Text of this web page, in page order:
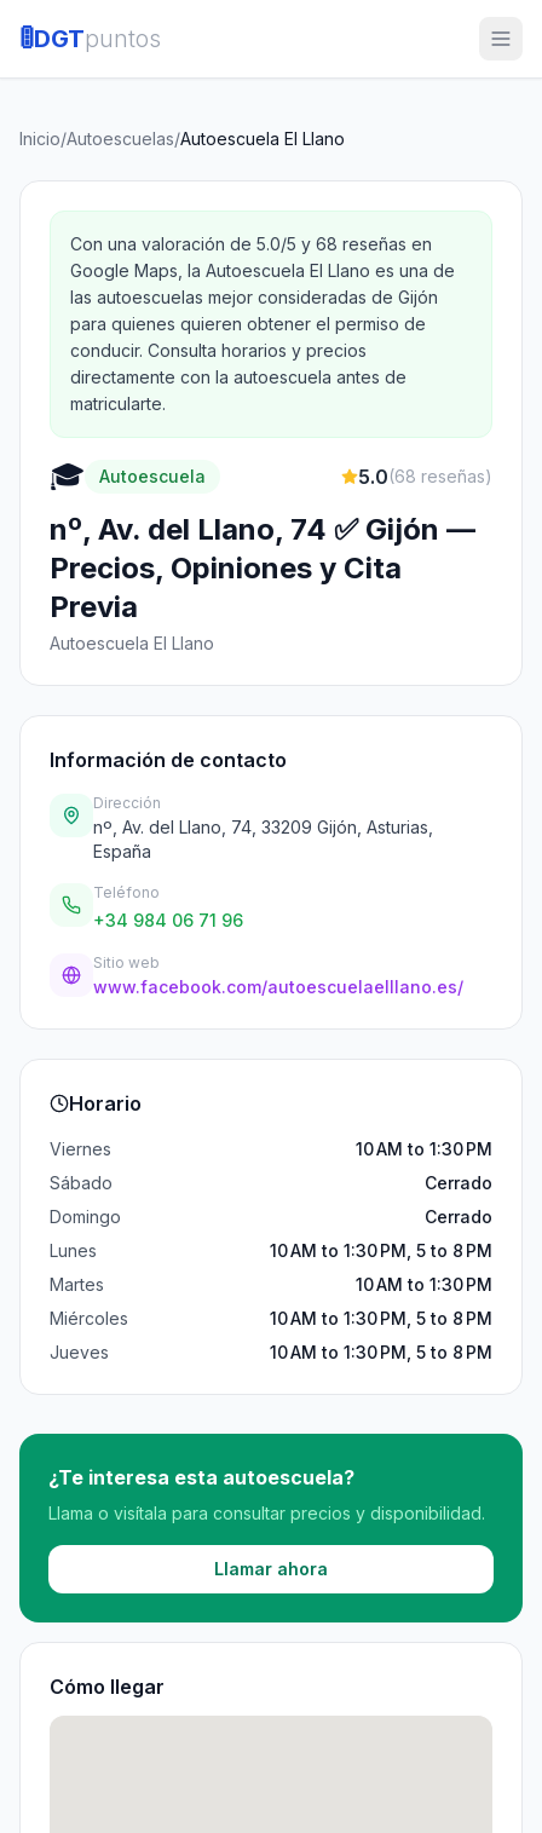
🚦DGTpuntos
Inicio/Autoescuelas/Autoescuela El Llano
Con una valoración de 5.0/5 y 68 reseñas en
Google Maps, la Autoescuela El Llano es una de
las autoescuelas mejor consideradas de Gijón
para quienes quieren obtener el permiso de
conducir. Consulta horarios y precios
directamente con la autoescuela antes de
matricularte.
🎓 Autoescuela 5.0(68 reseñas)
nº, Av. del Llano, 74 ✅ Gijón —
Precios, Opiniones y Cita
Previa
Autoescuela El Llano
Información de contacto
Dirección
nº, Av. del Llano, 74, 33209 Gijón, Asturias,
España
Teléfono
+34 984 06 71 96
Sitio web
www.facebook.com/autoescuelaelllano.es/
Horario
Viernes
10 AM to 1:30 PM
Sábado
Cerrado
Domingo
Cerrado
Lunes
10 AM to 1:30 PM, 5 to 8 PM
Martes
10 AM to 1:30 PM
Miércoles
10 AM to 1:30 PM, 5 to 8 PM
Jueves
10 AM to 1:30 PM, 5 to 8 PM
¿Te interesa esta autoescuela?
Llama o visítala para consultar precios y disponibilidad.
Llamar ahora
Cómo llegar